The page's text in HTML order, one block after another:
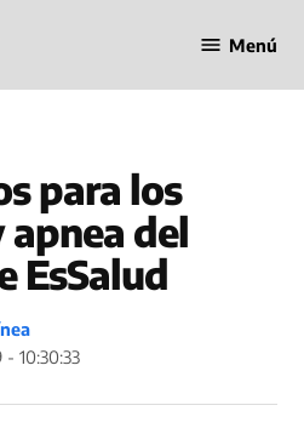
en Línea
Menú
para los
del
EsSalud
- 10:30:33